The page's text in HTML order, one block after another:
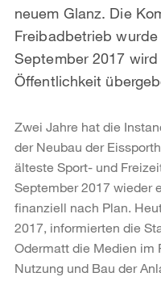
neuem Glanz. Die
Freibadbetrieb
September 2017
Öffentlichkeit
Zwei Jahre hat die
der Neubau der
älteste Sport- und
September 2017 wieder
finanziell nach Plan.
2017, informierten die
Odermatt die Medien im
Nutzung und Bau der